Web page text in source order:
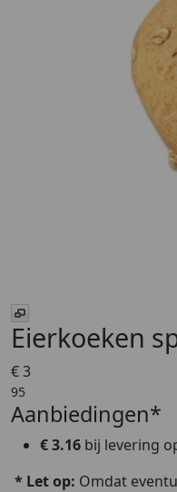
Eierkoeken
€ 3
95
Aanbiedingen*
€ 3.16 bij levering
* Let op: Omdat